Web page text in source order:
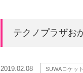
テクノプラザお
2019.02.08 SUWAロケット